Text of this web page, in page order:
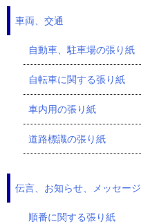
車両、交通
自動車、駐車場の張り紙
自転車に関する張り紙
車内用の張り紙
道路標識の張り紙
伝言、お知らせ、メッセージ
順番に関する張り紙